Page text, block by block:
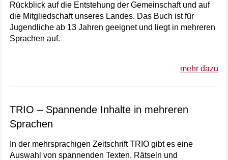
Rückblick auf die Entstehung der Gemeinschaft und auf
die Mitgliedschaft unseres Landes. Das Buch ist für
Jugendliche ab 13 Jahren geeignet und liegt in mehreren
Sprachen auf.
mehr dazu
TRIO – Spannende Inhalte in mehreren
Sprachen
In der mehrsprachigen Zeitschrift TRIO gibt es eine
Auswahl von spannenden Texten, Rätseln und